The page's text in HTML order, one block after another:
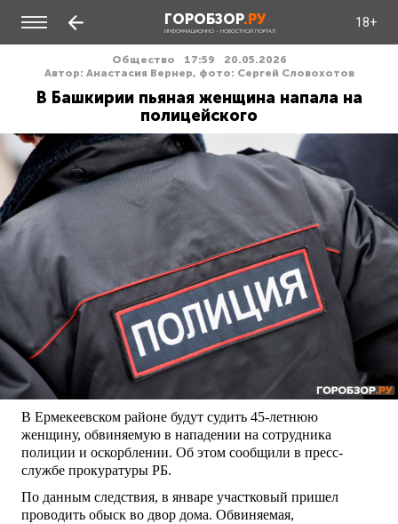
ГОРОБЗОР.РУ
ИНФОРМАЦИОННО - НОВОСТНОЙ ПОРТАЛ
18+
Общество 17:59
20.05.2026
Автор: Анастасия Вернер, фото: Сергей Словохотов
В Башкирии пьяная женщина напала на
полицейского
В Ермекеевском районе будут судить 45-летнюю
женщину, обвиняемую в нападении на сотрудника
полиции и оскорблении. Об этом сообщили в пресс-
службе прокуратуры РБ.
По данным следствия, в январе участковый пришел
проводить обыск во двор дома. Обвиняемая,